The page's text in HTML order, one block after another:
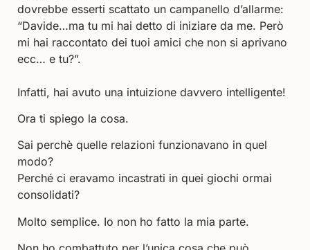
dovrebbe esserti scattato un campanello d’allarme:
“Davide…ma tu mi hai detto di iniziare da me. Però
mi hai raccontato dei tuoi amici che non si aprivano
ecc… e tu?”.
Infatti, hai avuto una intuizione davvero intelligente!
Ora ti spiego la cosa.
Sai perchè quelle relazioni funzionavano in quel
modo?
Perché ci eravamo incastrati in quei giochi ormai
consolidati?
Molto semplice. Io non ho fatto la mia parte.